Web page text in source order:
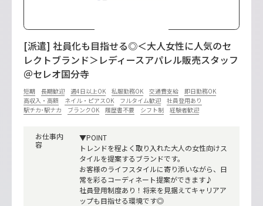
[派遣] 社員化も目指せる◎＜大人女性に人気のセ
レクトブランド＞レディースアパレル販売スタッフ
＠セレオ国分寺
短期 長期歓迎 週4日以上OK 私服勤務OK 交通費支給
即日勤務OK
高収入・高額
ネイル・ピアスOK フルタイム歓迎
社員登用あり
駅チカ･駅ナカ
ブランクOK 履歴書不要 シフト制 経験者歓迎
お仕事内
容
▼POINT
トレンドを程よく取り入れた大人の女性向けス
タイルを提案するブランドです。
お客様のライフスタイルに寄り添いながら、日
常を彩るコーディネート提案ができます♪
社員登用制度あり！将来を見据えてキャリアア
ップも目指せる環境です◎